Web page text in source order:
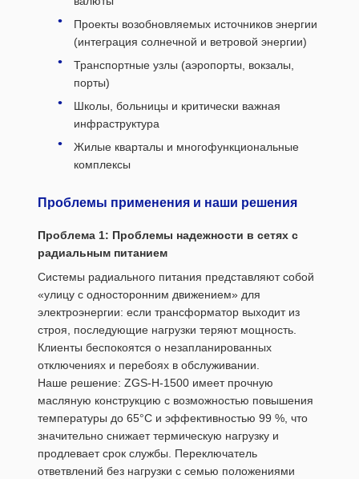
Проекты возобновляемых источников энергии
(интеграция солнечной и ветровой энергии)
Транспортные узлы (аэропорты, вокзалы,
порты)
Школы, больницы и критически важная
инфраструктура
Жилые кварталы и многофункциональные
комплексы
Проблемы применения и наши решения
Проблема 1: Проблемы надежности в сетях с
радиальным питанием
Системы радиального питания представляют собой
«улицу с односторонним движением» для
электроэнергии: если трансформатор выходит из
строя, последующие нагрузки теряют мощность.
Клиенты беспокоятся о незапланированных
отключениях и перебоях в обслуживании.
Наше решение: ZGS-H-1500 имеет прочную
масляную конструкцию с возможностью повышения
температуры до 65°C и эффективностью 99 %, что
значительно снижает термическую нагрузку и
продлевает срок службы. Переключатель
ответвлений без нагрузки с семью положениями